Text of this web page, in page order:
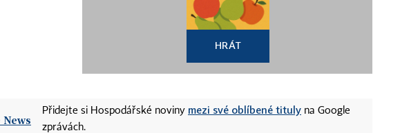
HRÁT
Přidejte si Hospodářské noviny mezi své oblíbené tituly na Google
zprávách.